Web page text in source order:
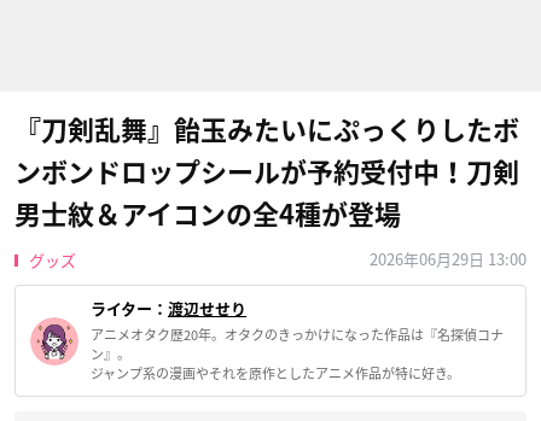
『刀剣乱舞』飴玉みたいにぷっくりしたボ
ンボンドロップシールが予約受付中！刀剣
男士紋＆アイコンの全4種が登場
グッズ 2026年06月29日 13:00
ライター： 渡辺せせり
アニメオタク歴20年。オタクのきっかけになった作品は『名探偵コナ
ン』。
ジャンプ系の漫画やそれを原作としたアニメ作品が特に好き。